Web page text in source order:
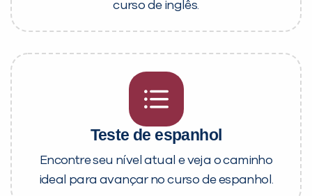
curso de inglês.
Teste de espanhol
Encontre seu nível atual e veja o caminho
ideal para avançar no curso de espanhol.